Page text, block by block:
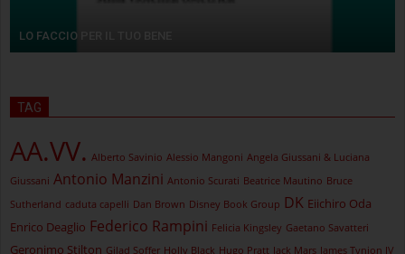
LO FACCIO PER IL TUO BENE
TAG
AA.VV. Alberto Savinio Alessio Mangoni Angela Giussani & Luciana
Giussani Antonio Manzini Antonio Scurati Beatrice Mautino Bruce
Sutherland caduta capelli Dan Brown Disney Book Group DK Eiichiro Oda
Enrico Deaglio Federico Rampini Felicia Kingsley Gaetano Savatteri
Geronimo Stilton Gilad Soffer Holly Black Hugo Pratt Jack Mars James Tynion IV